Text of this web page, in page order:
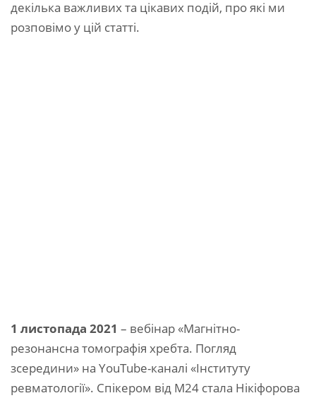
декілька важливих та цікавих подій, про які ми
розповімо у цій статті.
1 листопада 2021 – вебінар «Магнітно-
резонансна томографія хребта. Погляд
зсередини» на YouTube-каналі «Інституту
ревматології». Спікером від М24 стала Нікіфорова